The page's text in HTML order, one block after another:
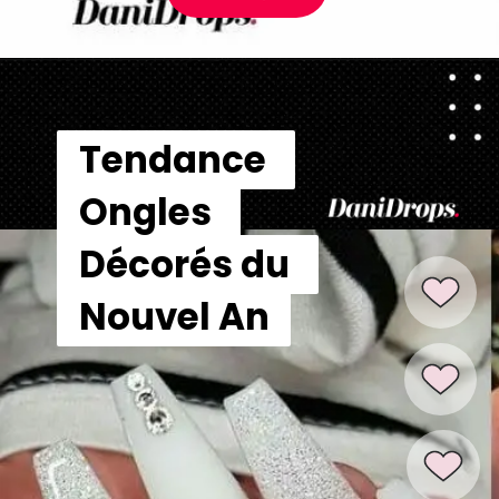
Tendance
Ongles
Décorés du
Nouvel An
Tendance
Ongles
Décorés du
Nouvel An